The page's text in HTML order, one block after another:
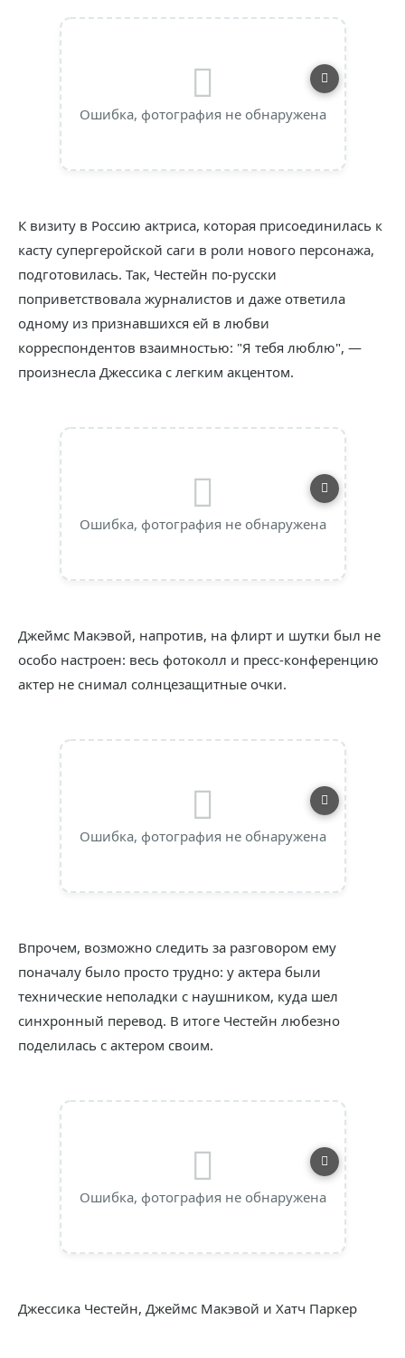
Ошибка, фотография не обнаружена
К визиту в Россию актриса, которая присоединилась к
касту супергеройской саги в роли нового персонажа,
подготовилась. Так, Честейн по-русски
поприветствовала журналистов и даже ответила
одному из признавшихся ей в любви
корреспондентов взаимностью: "Я тебя люблю", —
произнесла Джессика с легким акцентом.
Ошибка, фотография не обнаружена
Джеймс Макэвой, напротив, на флирт и шутки был не
особо настроен: весь фотоколл и пресс-конференцию
актер не снимал солнцезащитные очки.
Ошибка, фотография не обнаружена
Впрочем, возможно следить за разговором ему
поначалу было просто трудно: у актера были
технические неполадки с наушником, куда шел
синхронный перевод. В итоге Честейн любезно
поделилась с актером своим.
Ошибка, фотография не обнаружена
Джессика Честейн, Джеймс Макэвой и Хатч Паркер